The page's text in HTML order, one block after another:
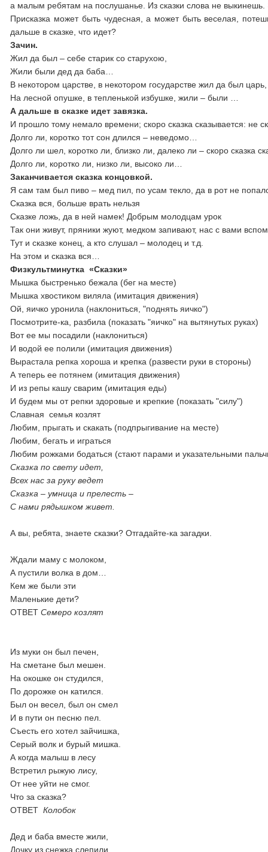
а малым ребятам на послушанье. Из сказки слова не выкинешь.
Присказка может быть чудесная, а может быть веселая,
дальше в сказке, что идет?
Зачин.
Жил да был – себе старик со старухою,
Жили были дед да баба…
В некотором царстве, в некотором государстве жил да был
На лесной опушке, в тепленькой избушке, жили – были …
А дальше в сказке идет завязка.
И прошло тому немало времени; скоро сказка сказывается: не
Долго ли, коротко тот сон длился – неведомо…
Долго ли шел, коротко ли, близко ли, далеко ли – скоро сказка
Долго ли, коротко ли, низко ли, высоко ли…
Заканчивается сказка концовкой.
Я сам там был пиво – мед пил, по усам текло, да в рот не
Сказка вся, больше врать нельзя
Сказке ложь, да в ней намек! Добрым молодцам урок
Так они живут, пряники жуют, медком запивают, нас с вами
Тут и сказке конец, а кто слушал – молодец и т.д.
На этом и сказка вся…
Физкультминутка «Сказки»
Мышка быстренько бежала (бег на месте)
Мышка хвостиком виляла (имитация движения)
Ой, яичко уронила (наклониться, "поднять яичко")
Посмотрите-ка, разбила (показать "яичко" на вытянутых руках)
Вот ее мы посадили (наклониться)
И водой ее полили (имитация движения)
Вырастала репка хороша и крепка (развести руки в стороны)
А теперь ее потянем (имитация движения)
И из репы кашу сварим (имитация еды)
И будем мы от репки здоровые и крепкие (показать "силу")
Славная семья козлят
Любим, прыгать и скакать (подпрыгивание на месте)
Любим, бегать и играться
Любим рожками бодаться (стают парами и указательными
Сказка по свету идет,
Всех нас за руку ведет
Сказка – умница и прелесть –
С нами рядышком живет.
А вы, ребята, знаете сказки? Отгадайте-ка загадки.
Ждали маму с молоком,
А пустили волка в дом…
Кем же были эти
Маленькие дети?
ОТВЕТСемеро козлят
Из муки он был печен,
На сметане был мешен.
На окошке он студился,
По дорожке он катился.
Был он весел, был он смел
И в пути он песню пел.
Съесть его хотел зайчишка,
Серый волк и бурый мишка.
А когда малыш в лесу
Встретил рыжую лису,
От нее уйти не смог.
Что за сказка?
ОТВЕТКолобок
Дед и баба вместе жили,
Дочку из снежка слепили,